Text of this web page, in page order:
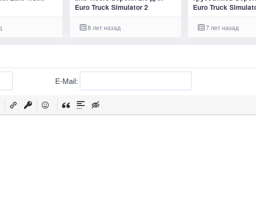
Euro Truck Simulator 2
8 лет назад
Euro Truck
7 лет назад
E-Mail: